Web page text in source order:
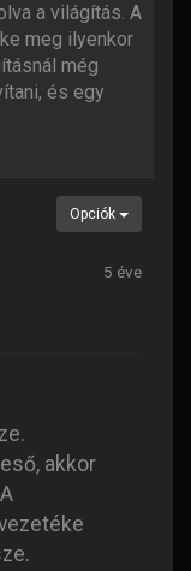
a világítás. A
meg ilyenkor
még
és egy
Opciók
5 éve
akkor